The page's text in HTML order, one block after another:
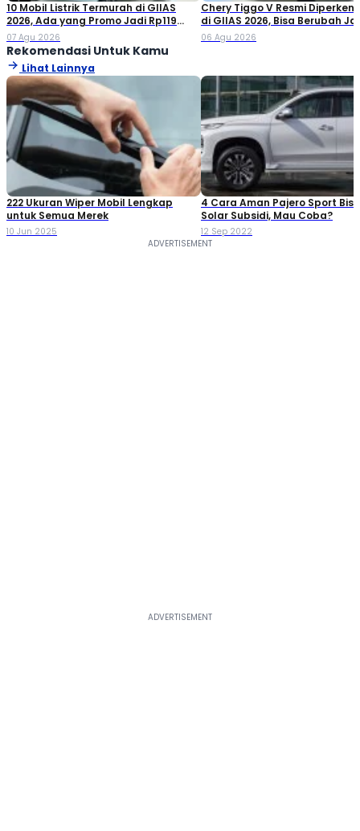
10 Mobil Listrik Termurah di GIIAS
2026, Ada yang Promo Jadi Rp119
Jutaan!
07 Agu 2026
Chery Tiggo V Resmi
di GIIAS 2026, Bisa Berubah
Double Cabin
06 Agu 2026
Rekomendasi Untuk Kamu
Lihat Lainnya
222 Ukuran Wiper Mobil Lengkap
untuk Semua Merek
10 Jun 2025
4 Cara Aman Pajero Sport
Solar Subsidi, Mau Coba?
12 Sep 2022